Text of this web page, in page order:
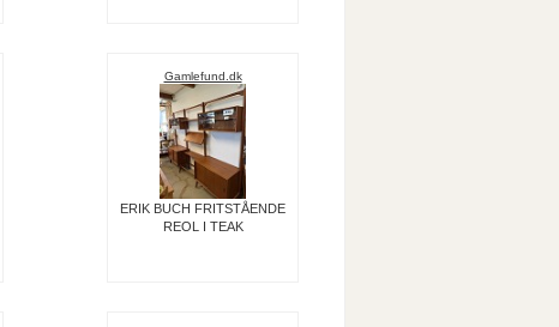
Gamlefund.dk
ERIK BUCH FRITSTÅENDE
REOL I TEAK